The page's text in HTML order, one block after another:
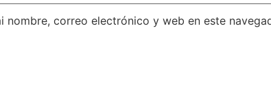
nombre, correo electrónico y web en este